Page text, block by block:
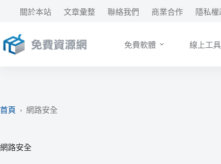
要
內
關於本站 文章彙整 聯絡我們 商業合作 隱私
免費軟體 線上工具
首頁 › 網路安全
網路安全